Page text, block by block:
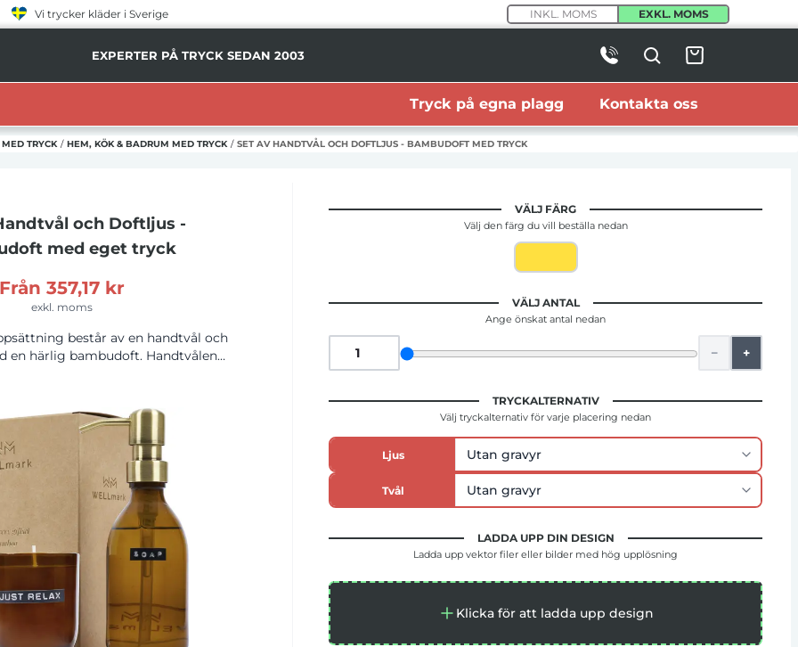
Vi trycker kläder i Sverige INKL. MOMS EXKL. MOMS
EXPERTER PÅ TRYCK SEDAN 2003
Tryck på egna plagg Kontakta oss
TRYCK / HEM, KÖK & BADRUM MED TRYCK / SET AV HANDTVÅL OCH DOFTLJUS - BAMBUDOFT MED TRYCK
och Doftljus -
med eget tryck
357,17 kr
exkl. moms
består av en handtvål och
en härlig bambudoft. Handtvålen
Doftljuset (150 g) är tillverkat av
upp helt och hållet vilket gör
Tillverkad i Nederländerna.
VÄLJ FÄRG
Välj den färg du vill beställa nedan
VÄLJ ANTAL
Ange önskat antal nedan
− +
TRYCKALTERNATIV
Välj tryckalternativ för varje placering nedan
Ljus
Tvål
LADDA UPP DIN DESIGN
Ladda upp vektor filer eller bilder med hög upplösning
Klicka för att ladda upp design